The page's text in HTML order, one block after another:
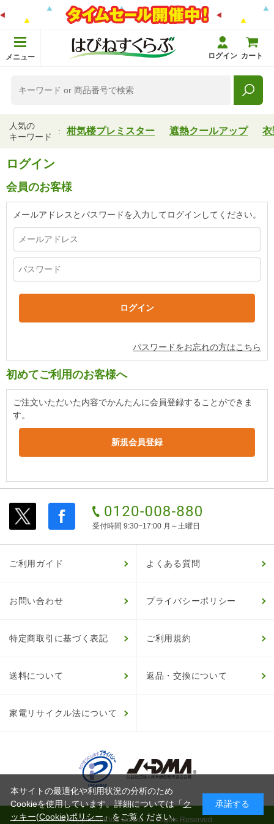
メニュー ログイン カート
人気の
キーワード
柑気楼プレミスター 遮熱クールアップ 衣
ログイン
会員のお客様
メールアドレスとパスワードを入力してログインしてください。
パスワードをお忘れの方はこちら
初めてご利用のお客様へ
ご注文いただいた内容でかんたんに会員登録することができま
す。
受付時間 9:30~17:00 月～土曜日
ご利用ガイド よくある質問
お問い合わせ プライバシーポリシー
特定商取引に基づく表記 ご利用規約
送料について 返品・交換について
家電リサイクル法について
© HappinessClub Co.Ltd. All Rights Reserved.
本サイトの最適化や利用状況の分析のため
Cookieを使用しています。詳細については「ク
ッキー(Cookie)ポリシー」をご覧ください。
承諾する